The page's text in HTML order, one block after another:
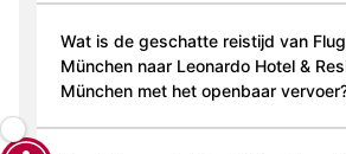
Wat is de geschatte reistijd van
München naar Leonardo Hotel &
München met het openbaar